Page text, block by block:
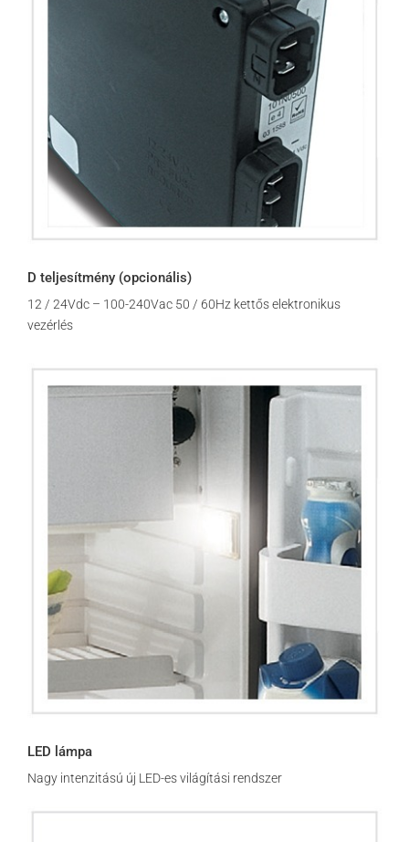
D teljesítmény (opcionális)
12 / 24Vdc – 100-240Vac 50 / 60Hz kettős elektronikus
vezérlés
LED lámpa
Nagy intenzitású új LED-es világítási rendszer